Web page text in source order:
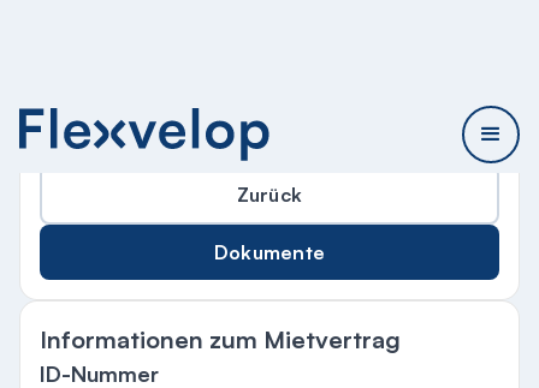
Informationen Mietvertrag
Zurück
Dokumente
Informationen zum Mietvertrag
ID-Nummer